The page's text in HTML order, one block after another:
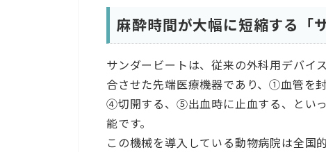
麻酔時間が大幅に短縮する「
サンダービートは、従来の外科用デバイ
合させた先端医療機器であり、①血管を
④切開する、⑤出血時に止血する、とい
能です。
この機械を導入している動物病院は全国